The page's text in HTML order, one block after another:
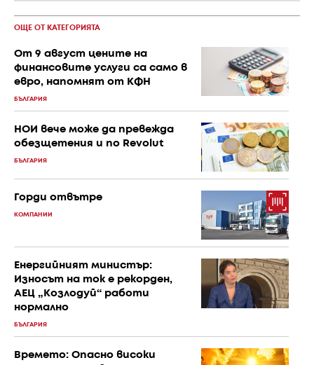
ОЩЕ ОТ КАТЕГОРИЯТА
От 9 август цените на
финансовите услуги са само в
евро, напомнят от КФН
БЪЛГАРИЯ
НОИ вече може да превежда
обезщетения и по Revolut
БЪЛГАРИЯ
Горди отвътре
КОМПАНИИ
Енергийният министър:
Износът на ток е рекорден,
АЕЦ „Козлодуй“ работи
нормално
БЪЛГАРИЯ
Времето: Опасно високи